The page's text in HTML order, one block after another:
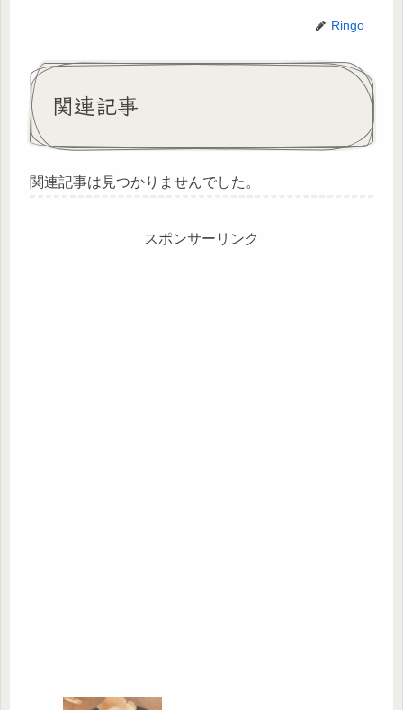
Ringo
関連記事
関連記事は見つかりませんでした。
スポンサーリンク